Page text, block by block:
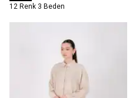
12 Renk 3 Beden